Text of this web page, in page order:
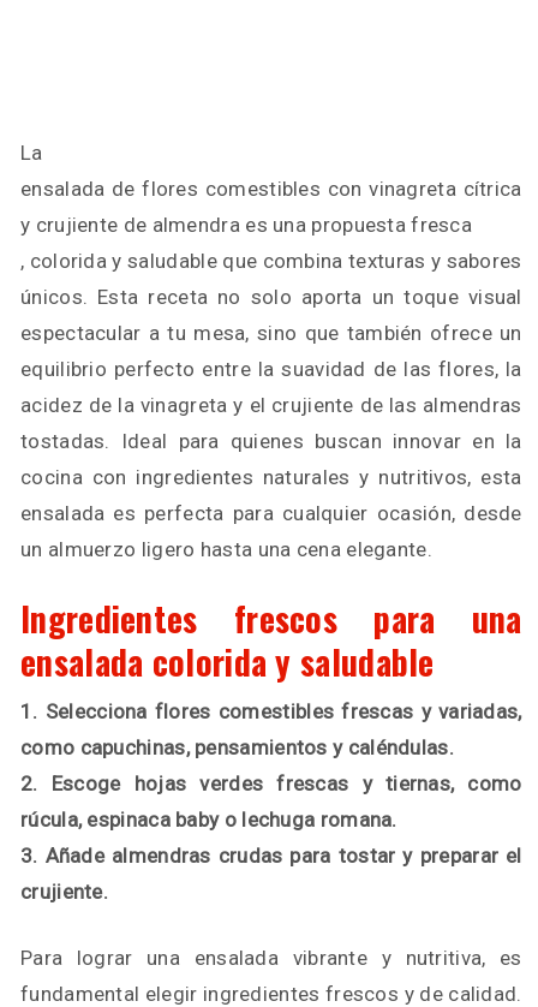
La
ensalada de flores comestibles con vinagreta cítrica
y crujiente de almendra es una propuesta fresca
, colorida y saludable que combina texturas y sabores
únicos. Esta receta no solo aporta un toque visual
espectacular a tu mesa, sino que también ofrece un
equilibrio perfecto entre la suavidad de las flores, la
acidez de la vinagreta y el crujiente de las almendras
tostadas. Ideal para quienes buscan innovar en la
cocina con ingredientes naturales y nutritivos, esta
ensalada es perfecta para cualquier ocasión, desde
un almuerzo ligero hasta una cena elegante.
Ingredientes frescos para una
ensalada colorida y saludable
1. Selecciona flores comestibles frescas y variadas,
como capuchinas, pensamientos y caléndulas.
2. Escoge hojas verdes frescas y tiernas, como
rúcula, espinaca baby o lechuga romana.
3. Añade almendras crudas para tostar y preparar el
crujiente.
Para lograr una ensalada vibrante y nutritiva, es
fundamental elegir ingredientes frescos y de calidad.